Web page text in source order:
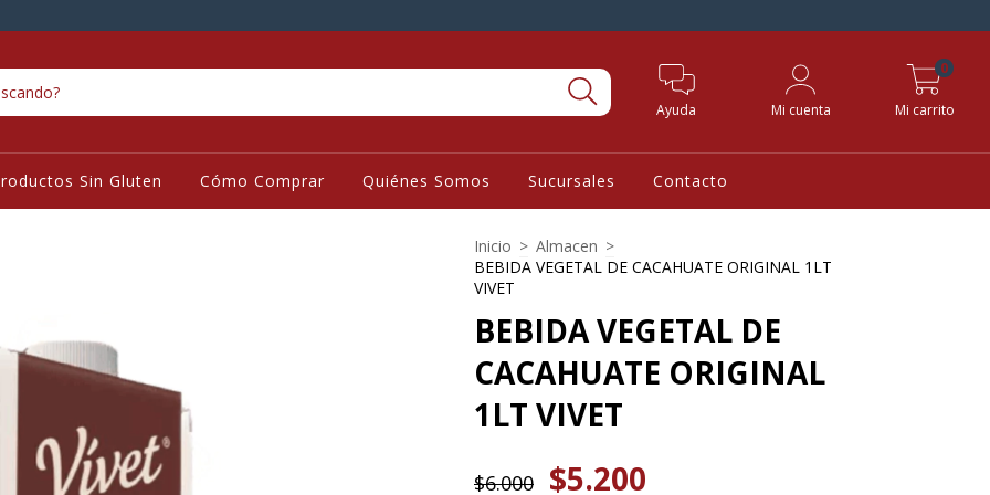
Ayuda Mi cuenta Mi carrito
0
Sin Gluten Cómo Comprar Quiénes Somos Sucursales Contacto
Inicio > Almacen >
BEBIDA VEGETAL DE CACAHUATE ORIGINAL 1LT
VIVET
BEBIDA VEGETAL DE
CACAHUATE ORIGINAL
1LT VIVET
$6.000 $5.200